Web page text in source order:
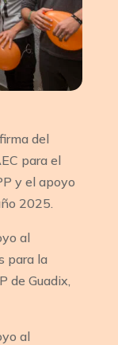
del
para el
y el apoyo
2025.
al
para la
de Guadix,
al